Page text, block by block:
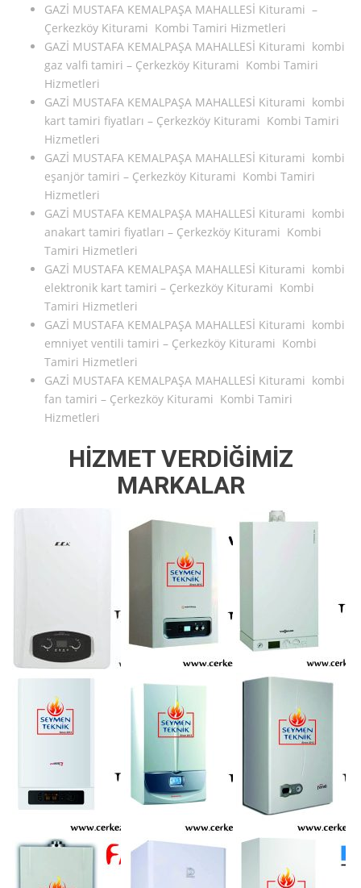
GAZİ MUSTAFA KEMALPAŞA MAHALLESİ Kiturami –
Çerkezköy Kiturami Kombi Tamiri Hizmetleri
GAZİ MUSTAFA KEMALPAŞA MAHALLESİ Kiturami kombi
gaz valfi tamiri – Çerkezköy Kiturami Kombi Tamiri
Hizmetleri
GAZİ MUSTAFA KEMALPAŞA MAHALLESİ Kiturami kombi
kart tamiri fiyatları – Çerkezköy Kiturami Kombi Tamiri
Hizmetleri
GAZİ MUSTAFA KEMALPAŞA MAHALLESİ Kiturami kombi
eşanjör tamiri – Çerkezköy Kiturami Kombi Tamiri
Hizmetleri
GAZİ MUSTAFA KEMALPAŞA MAHALLESİ Kiturami kombi
anakart tamiri fiyatları – Çerkezköy Kiturami Kombi
Tamiri Hizmetleri
GAZİ MUSTAFA KEMALPAŞA MAHALLESİ Kiturami kombi
elektronik kart tamiri – Çerkezköy Kiturami Kombi
Tamiri Hizmetleri
GAZİ MUSTAFA KEMALPAŞA MAHALLESİ Kiturami kombi
emniyet ventili tamiri – Çerkezköy Kiturami Kombi
Tamiri Hizmetleri
GAZİ MUSTAFA KEMALPAŞA MAHALLESİ Kiturami kombi
fan tamiri – Çerkezköy Kiturami Kombi Tamiri
Hizmetleri
HİZMET VERDİĞİMİZ
MARKALAR